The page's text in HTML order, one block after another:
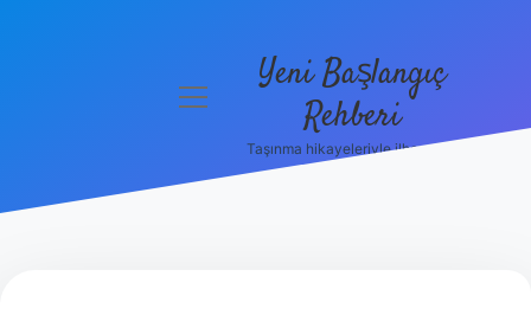
Politikası
menüyü
Yeni Başlangıç
Rehberi
Taşınma hikayeleriyle ilham bul!